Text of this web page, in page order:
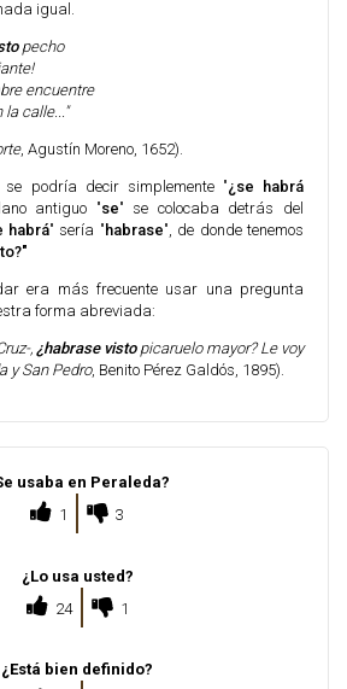
igual.
pecho
encuentre
calle..."
, Agustín Moreno, 1652).
podría decir simplemente "¿se habrá
antiguo "se" se colocaba detrás del
habrá" sería " habrase", de donde tenemos
era más frecuente usar una pregunta
forma abreviada:
, ¿habrase vistopicaruelo mayor? Le voy
y San Pedro, Benito Pérez Galdós, 1895).
usaba en Peraleda?
1
3
¿Lo usa usted?
24
1
¿Está bien definido?